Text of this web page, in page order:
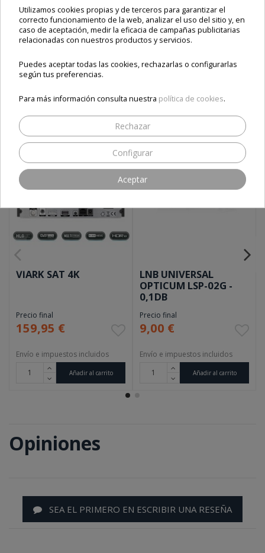
ESTOS PRODUCTOS TE
PUEDEN INTERESAR
VIARK SAT 4K
Precio final
159,95 €
Envío e impuestos incluidos
Añadir al carrito
LNB UNIVERSAL
OPTICUM LSP-02G -
0,1DB
Precio final
9,00 €
Envío e impuestos incluidos
Añadir al carrito
Opiniones
SEA EL PRIMERO EN ESCRIBIR UNA RESEÑA
Utilizamos cookies propias y de terceros para garantizar el
correcto funcionamiento de la web, analizar el uso del sitio y, en
caso de aceptación, medir la eficacia de campañas publicitarias
relacionadas con nuestros productos y servicios.
Puedes aceptar todas las cookies, rechazarlas o configurarlas
según tus preferencias.
Para más información consulta nuestra política de cookies.
Rechazar
Configurar
Aceptar